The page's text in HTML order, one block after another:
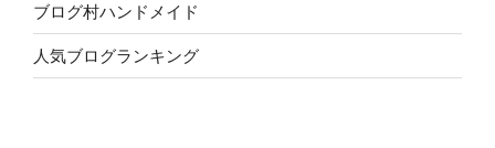
ブログ村ハンドメイド
人気ブログランキング